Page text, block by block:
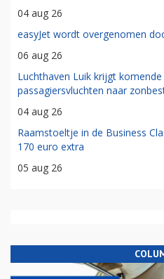
04 aug 26
easyJet wordt overgenomen
06 aug 26
Luchthaven Luik krijgt
passagiersvluchten naar
04 aug 26
Raamstoeltje in de Business
170 euro extra
05 aug 26